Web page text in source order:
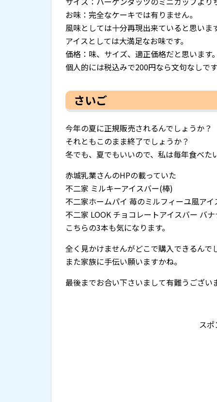
お味：完全なケーキでは有りません。
風味としては十分再現出来ていると思いま
アイスとしては大満足なお味です。
価格：味、サイズ、適正価格だと思います
個人的には税込みで200円なら文句なしで
さいご
今年の夏に正規販売されるんでしょうか？
それともこのまま終了でしょうか？
冬でも、夏でもいいので、私は毎年食べた
赤城乳業さんのHPの載っていた
不二家 ミルキーアイスバー(棒)
不二家ホームパイ 苺のミルフィーユ風ア
不二家 LOOK チョコレートアイスバー バ
こちらの3本も気になります。
全く見かけませんがどこで購入できるんで
また家族に手伝い願いますかね。
最後までお合い下さいまして有難うござい
ス